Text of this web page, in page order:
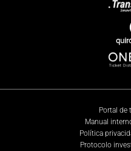
Portal de
Manual
Política
Protocolo